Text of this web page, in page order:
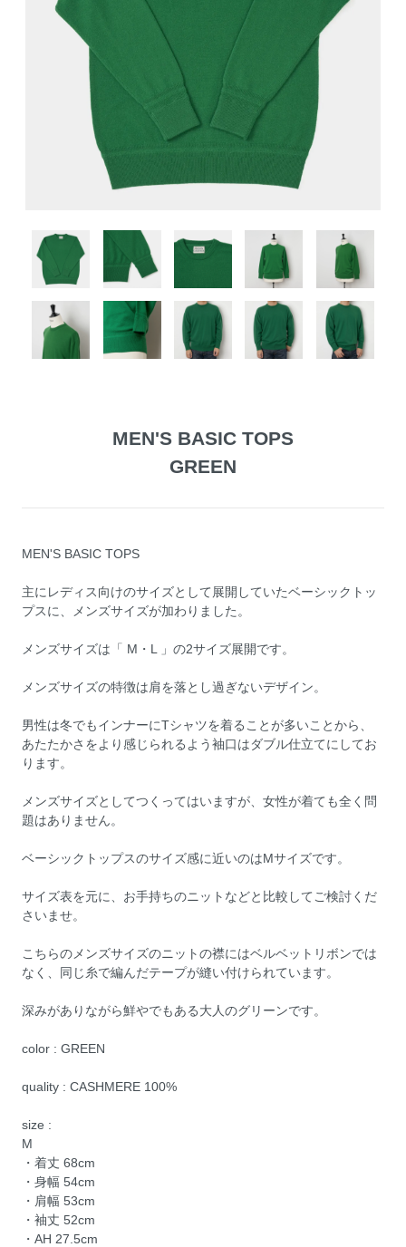
MEN'S BASIC TOPS
GREEN
MEN'S BASIC TOPS
主にレディス向けのサイズとして展開していたベーシックトッ
プスに、メンズサイズが加わりました。
メンズサイズは「 M・L 」の2サイズ展開です。
メンズサイズの特徴は肩を落とし過ぎないデザイン。
男性は冬でもインナーにTシャツを着ることが多いことから、
あたたかさをより感じられるよう袖口はダブル仕立てにしてお
ります。
メンズサイズとしてつくってはいますが、女性が着ても全く問
題はありません。
ベーシックトップスのサイズ感に近いのはMサイズです。
サイズ表を元に、お手持ちのニットなどと比較してご検討くだ
さいませ。
こちらのメンズサイズのニットの襟にはベルベットリボンでは
なく、同じ糸で編んだテープが縫い付けられています。
深みがありながら鮮やでもある大人のグリーンです。
color : GREEN
quality : CASHMERE 100%
size :
M
・着丈 68cm
・身幅 54cm
・肩幅 53cm
・袖丈 52cm
・AH 27.5cm